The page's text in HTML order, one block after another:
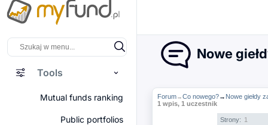
Tools
Mutual funds ranking
Public portfolios
Nowe
Forum→Co nowego?→ Nowe giełdy
1 wpis, 1 uczestnik
Strony: 1